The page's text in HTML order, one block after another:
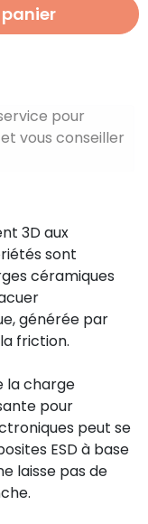
pour
vous conseiller
3D aux
sont
céramiques
générée par
friction.
la charge
pour
peut se
ESD à base
laisse pas de